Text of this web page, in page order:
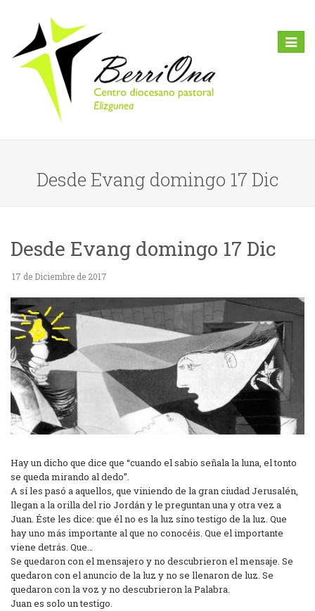
Toggle
Desde Evang domingo 17 Dic
Desde Evang domingo 17 Dic
17 de Diciembre de 2017
Hay un dicho que dice que “cuando el sabio señala la luna, el tonto
se queda mirando al dedo”.
A sí les pasó a aquellos, que viniendo de la gran ciudad Jerusalén,
llegan a la orilla del rio Jordán y le preguntan una y otra vez a
Juan. Éste les dice: que él no es la luz sino testigo de la luz. Que
hay uno más importante al que no conocéis. Que el importante
viene detrás. Que…
Se quedaron con el mensajero y no descubrieron el mensaje. Se
quedaron con el anuncio de la luz y no se llenaron de luz. Se
quedaron con la voz y no descubrieron la Palabra.
Juan es solo un testigo.